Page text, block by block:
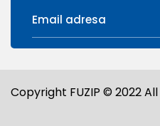
Copyright FUZIP © 2022